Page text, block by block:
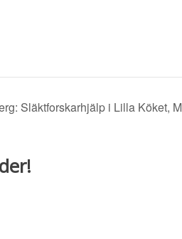
Släktforskarhjälp i Lilla Köket,